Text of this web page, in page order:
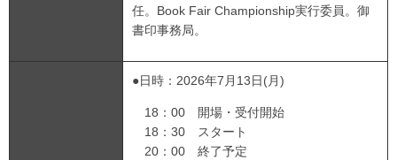
任。Book Fair Championship実行委員。御
書印事務局。
●日時：2026年7月13日(月)
18：00 開場・受付開始
18：30 スタート
20：00 終了予定